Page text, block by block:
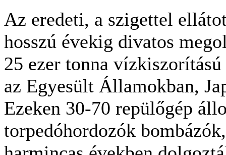
Az eredeti, a szigettel
hosszú évekig divatos
25 ezer tonna
az Egyesült Államokban,
Ezeken 30-70 repülőgép
torpedóhordozók